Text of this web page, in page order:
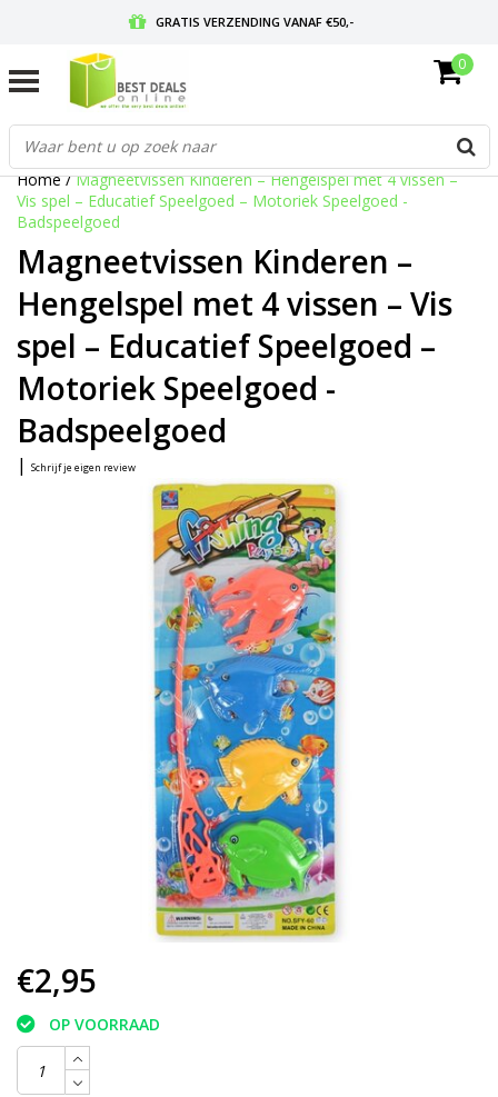
GRATIS VERZENDING VANAF €50,-
GRATIS RETOURNEREN EN 30 DAGEN BEDENKTIJD
0
Home/Magneetvissen Kinderen – Hengelspel met 4 vissen –
Vis spel – Educatief Speelgoed – Motoriek Speelgoed -
Badspeelgoed
Magneetvissen Kinderen –
Hengelspel met 4 vissen – Vis
spel – Educatief Speelgoed –
Motoriek Speelgoed -
Badspeelgoed
| Schrijf je eigen review
€2,95
OP VOORRAAD